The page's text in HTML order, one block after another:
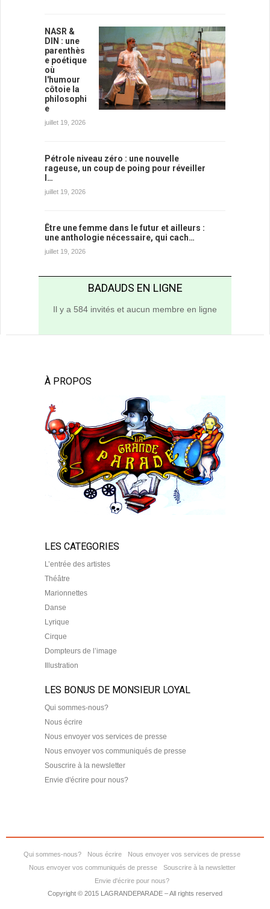
NASR &
DIN : une
parenthès
e poétique
où
l'humour
côtoie la
philosophi
e
juillet 19, 2026
Pétrole niveau zéro : une nouvelle
rageuse, un coup de poing pour réveiller
l…
juillet 19, 2026
Être une femme dans le futur et ailleurs :
une anthologie nécessaire, qui cach…
juillet 19, 2026
BADAUDS EN LIGNE
Il y a 584 invités et aucun membre en ligne
À PROPOS
LES CATEGORIES
L’entrée des artistes
Théâtre
Marionnettes
Danse
Lyrique
Cirque
Dompteurs de l’image
Illustration
LES BONUS DE MONSIEUR LOYAL
Qui sommes-nous?
Nous écrire
Nous envoyer vos services de presse
Nous envoyer vos communiqués de presse
Souscrire à la newsletter
Envie d'écrire pour nous?
Qui sommes-nous? Nous écrire
Nous envoyer vos services de presse
Nous envoyer vos communiqués de presse
Souscrire à la newsletter
Envie d'écrire pour nous?
Copyright © 2015 LAGRANDEPARADE – All rights reserved